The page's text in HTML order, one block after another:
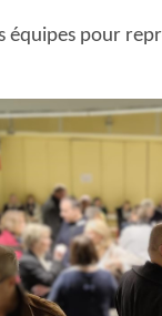
équipes pour